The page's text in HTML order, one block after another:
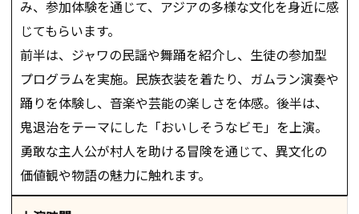
み、参加体験を通じて、アジアの多様な文化を身近に感
じてもらいます。
前半は、ジャワの民謡や舞踊を紹介し、生徒の参加型
プログラムを実施。民族衣装を着たり、ガムラン演奏や
踊りを体験し、音楽や芸能の楽しさを体感。後半は、
鬼退治をテーマにした「おいしそうなビモ」を上演。
勇敢な主人公が村人を助ける冒険を通じて、異文化の
価値観や物語の魅力に触れます。